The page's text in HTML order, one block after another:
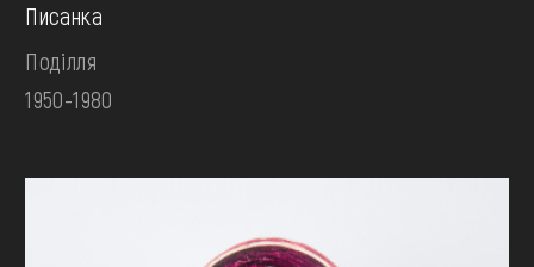
Писанка
Поділля
1950-1980